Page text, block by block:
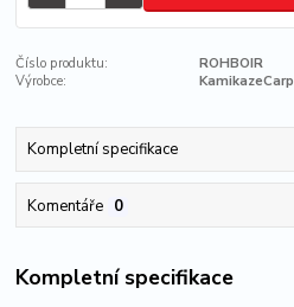
Číslo produktu:
ROHBOIR
Výrobce:
KamikazeCarp
Kompletní specifikace
Komentáře 0
Kompletní specifikace